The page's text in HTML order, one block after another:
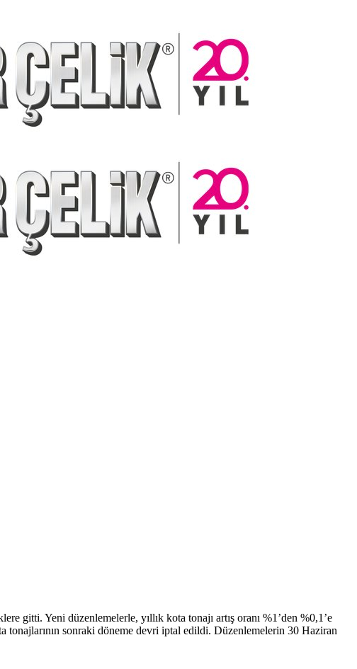
gitti. Yeni düzenlemelerle, yıllık kota tonajı artış oranı %1’den %0,1’e
tonajlarının sonraki döneme devri iptal edildi. Düzenlemelerin 30 Haziran